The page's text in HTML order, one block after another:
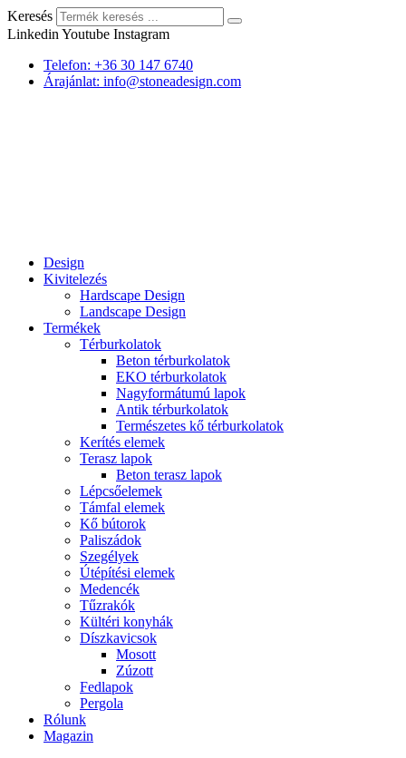
Keresés
Linkedin Youtube Instagram
Telefon: +36 30 147 6740
Árajánlat: info@stoneadesign.com
Design
Kivitelezés
Hardscape Design
Landscape Design
Termékek
Térburkolatok
Beton térburkolatok
EKO térburkolatok
Nagyformátumú lapok
Antik térburkolatok
Természetes kő térburkolatok
Kerítés elemek
Terasz lapok
Beton terasz lapok
Lépcsőelemek
Támfal elemek
Kő bútorok
Paliszádok
Szegélyek
Útépítési elemek
Medencék
Tűzrakók
Kültéri konyhák
Díszkavicsok
Mosott
Zúzott
Fedlapok
Pergola
Rólunk
Magazin